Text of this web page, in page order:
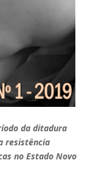
da ditadura
resistência
no Estado Novo